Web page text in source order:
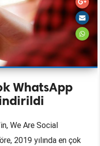
WhatsApp
We Are Social
2019 yılında en çok